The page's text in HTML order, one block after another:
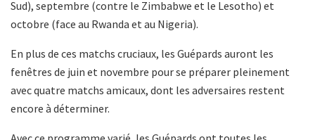
Sud), septembre (contre le Zimbabwe et le Lesotho) et
octobre (face au Rwanda et au Nigeria).
En plus de ces matchs cruciaux, les Guépards auront les
fenêtres de juin et novembre pour se préparer pleinement
avec quatre matchs amicaux, dont les adversaires restent
encore à déterminer.